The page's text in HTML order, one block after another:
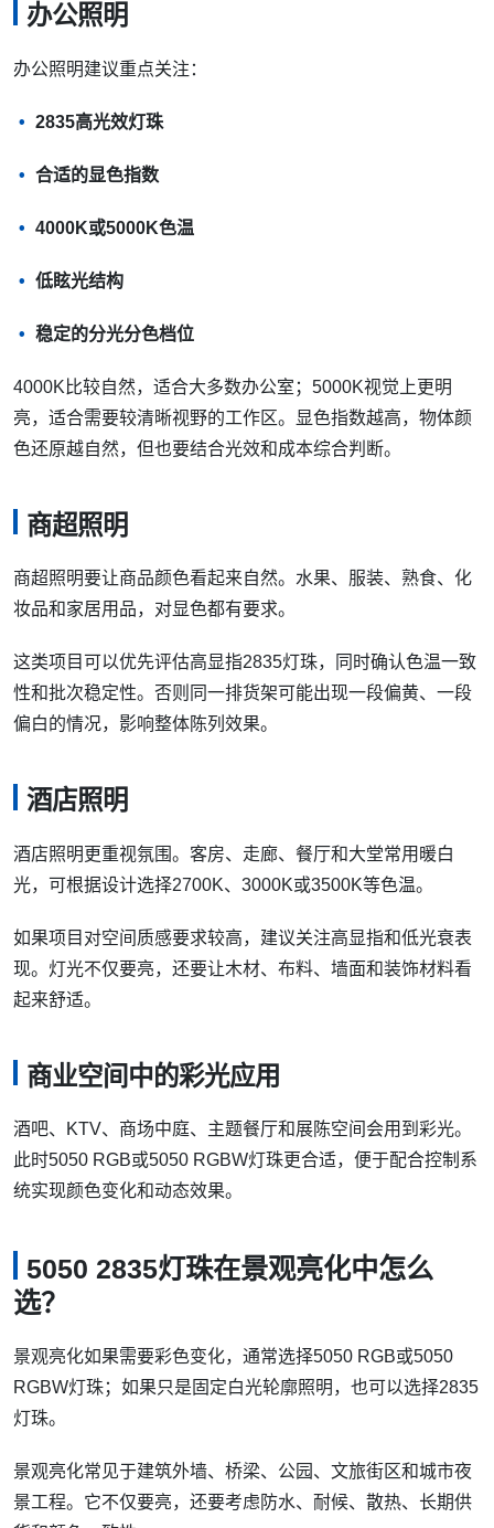
办公照明
办公照明建议重点关注：
2835高光效灯珠
合适的显色指数
4000K或5000K色温
低眩光结构
稳定的分光分色档位
4000K比较自然，适合大多数办公室；5000K视觉上更明
亮，适合需要较清晰视野的工作区。显色指数越高，物体颜
色还原越自然，但也要结合光效和成本综合判断。
商超照明
商超照明要让商品颜色看起来自然。水果、服装、熟食、化
妆品和家居用品，对显色都有要求。
这类项目可以优先评估高显指2835灯珠，同时确认色温一致
性和批次稳定性。否则同一排货架可能出现一段偏黄、一段
偏白的情况，影响整体陈列效果。
酒店照明
酒店照明更重视氛围。客房、走廊、餐厅和大堂常用暖白
光，可根据设计选择2700K、3000K或3500K等色温。
如果项目对空间质感要求较高，建议关注高显指和低光衰表
现。灯光不仅要亮，还要让木材、布料、墙面和装饰材料看
起来舒适。
商业空间中的彩光应用
酒吧、KTV、商场中庭、主题餐厅和展陈空间会用到彩光。
此时5050 RGB或5050 RGBW灯珠更合适，便于配合控制系
统实现颜色变化和动态效果。
5050 2835灯珠在景观亮化中怎么
选？
景观亮化如果需要彩色变化，通常选择5050 RGB或5050
RGBW灯珠；如果只是固定白光轮廓照明，也可以选择2835
灯珠。
景观亮化常见于建筑外墙、桥梁、公园、文旅街区和城市夜
景工程。它不仅要亮，还要考虑防水、耐候、散热、长期供